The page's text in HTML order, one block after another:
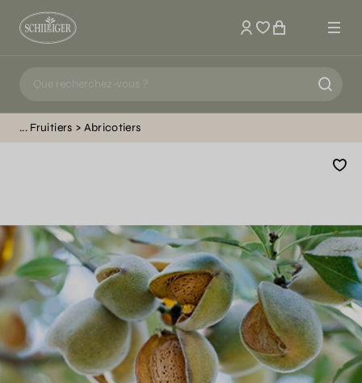
Mon compte
Fruitiers Abricotiers